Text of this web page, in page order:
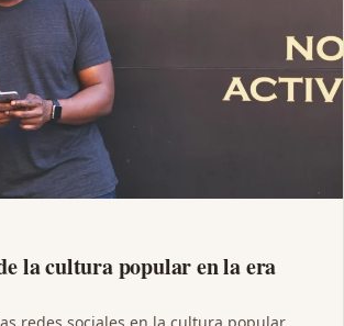
la cultura popular en la era
redes sociales en la cultura popular